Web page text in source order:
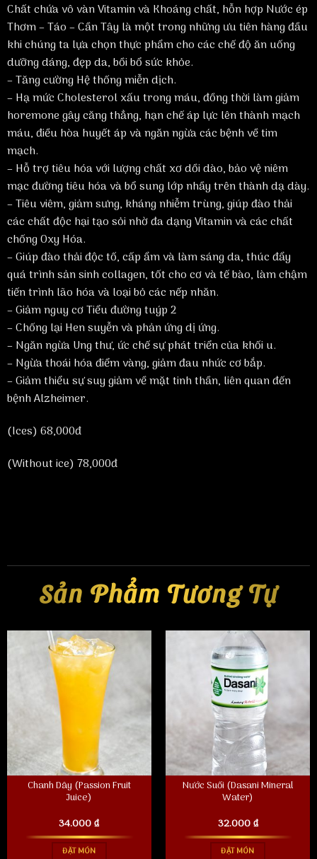
Chất chứa vô vàn Vitamin và Khoáng chất, hỗn hợp Nước ép
Thơm – Táo – Cần Tây là một trong những ưu tiên hàng đầu
khi chúng ta lựa chọn thực phẩm cho các chế độ ăn uống
dưỡng dáng, đẹp da, bồi bổ sức khỏe.
– Tăng cường Hệ thống miễn dịch.
– Hạ mức Cholesterol xấu trong máu, đồng thời làm giảm
horemone gây căng thẳng, hạn chế áp lực lên thành mạch
máu, điều hòa huyết áp và ngăn ngừa các bệnh về tim
mạch.
– Hỗ trợ tiêu hóa với lượng chất xơ dồi dào, bảo vệ niêm
mạc đường tiêu hóa và bổ sung lớp nhầy trên thành dạ dày.
– Tiêu viêm, giảm sưng, kháng nhiễm trùng, giúp đào thải
các chất độc hại tạo sỏi nhờ đa dạng Vitamin và các chất
chống Oxy Hóa.
– Giúp đào thải độc tố, cấp ẩm và làm sáng da, thúc đẩy
quá trình sản sinh collagen, tốt cho cơ và tế bào, làm chậm
tiến trình lão hóa và loại bỏ các nếp nhăn.
– Giảm nguy cơ Tiểu đường tuýp 2
– Chống lại Hen suyễn và phản ứng dị ứng.
– Ngăn ngừa Ung thư, ức chế sự phát triển của khối u.
– Ngừa thoái hóa điểm vàng, giảm đau nhức cơ bắp.
– Giảm thiểu sự suy giảm về mặt tinh thần, liên quan đến
bệnh Alzheimer.
(Ices) 68,000đ
(Without ice) 78,000đ
Sản Phẩm Tương Tự
Chanh Dây (Passion Fruit
Juice)
34.000₫
ĐẶT MÓN
Nước Suối (Dasani Mineral
Water)
32.000₫
ĐẶT MÓN